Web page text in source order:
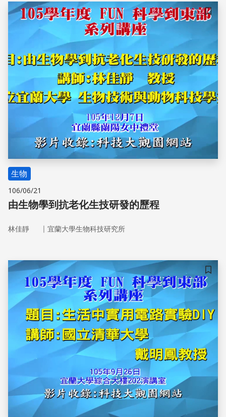
儲存
生物
106/06/21
由生物學到抗老化生技研發的歷程
林佳靜 ｜ 宜蘭大學生物科技研究所
儲存